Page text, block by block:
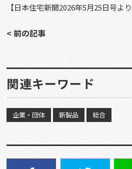
【日本住宅新聞2026年5月25日号より
< 前の記事
関連キーワード
企業・団体 新製品 総合